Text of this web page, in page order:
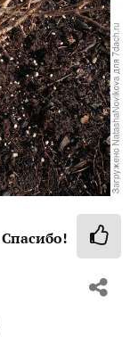
Спасибо!